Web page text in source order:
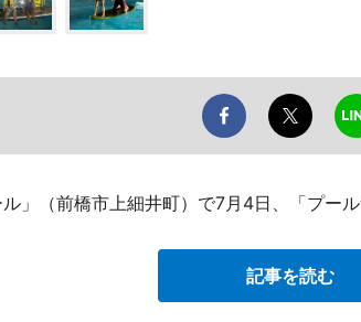
ル」（前橋市上細井町）で7月4日、「プー
記事を読む